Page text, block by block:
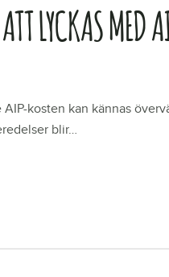
LYCKAS MED
kosten kan kännas
blir…